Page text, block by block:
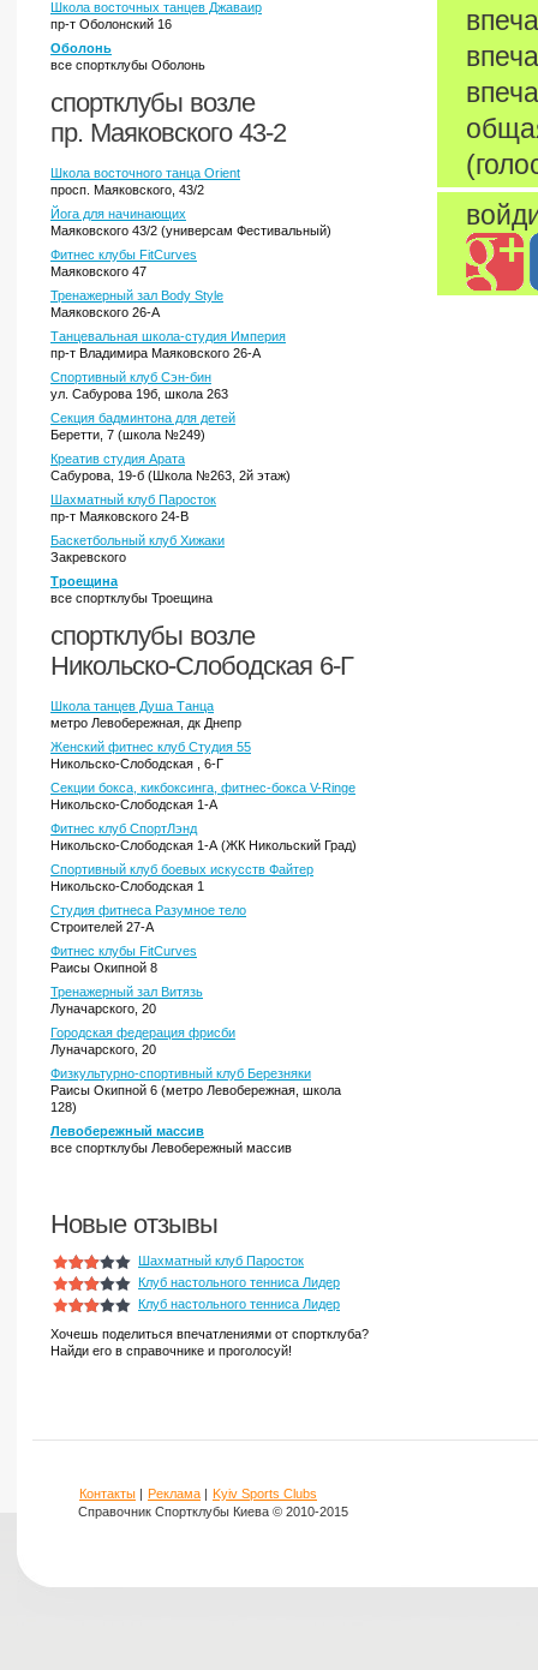
Школа восточных танцев Джаваир
пр-т Оболонский 16
Оболонь
все спортклубы Оболонь
спортклубы возле
пр. Маяковского 43-2
Школа восточного танца Orient
просп. Маяковского, 43/2
Йога для начинающих
Маяковского 43/2 (универсам Фестивальный)
Фитнес клубы FitCurves
Маяковского 47
Тренажерный зал Body Style
Маяковского 26-А
Танцевальная школа-студия Империя
пр-т Владимира Маяковского 26-А
Спортивный клуб Сэн-бин
ул. Сабурова 19б, школа 263
Секция бадминтона для детей
Беретти, 7 (школа №249)
Креатив студия Арата
Сабурова, 19-б (Школа №263, 2й этаж)
Шахматный клуб Паросток
пр-т Маяковского 24-В
Баскетбольный клуб Хижаки
Закревского
Троещина
все спортклубы Троещина
спортклубы возле
Никольско-Слободская 6-Г
Школа танцев Душа Танца
метро Левобережная, дк Днепр
Женский фитнес клуб Студия 55
Никольско-Слободская , 6-Г
Секции бокса, кикбоксинга, фитнес-бокса V-Ringe
Никольско-Слободская 1-А
Фитнес клуб СпортЛэнд
Никольско-Слободская 1-А (ЖК Никольский Град)
Спортивный клуб боевых искусств Файтер
Никольско-Слободская 1
Студия фитнеса Разумное тело
Строителей 27-А
Фитнес клубы FitCurves
Раисы Окипной 8
Тренажерный зал Витязь
Луначарского, 20
Городская федерация фрисби
Луначарского, 20
Физкультурно-спортивный клуб Березняки
Раисы Окипной 6 (метро Левобережная, школа
128)
Левобережный массив
все спортклубы Левобережный массив
Новые отзывы
Шахматный клуб Паросток
Клуб настольного тенниса Лидер
Клуб настольного тенниса Лидер
Хочешь поделиться впечатлениями от спортклуба?
Найди его в справочнике и проголосуй!
Контакты | Реклама | Kyiv Sports Clubs
Справочник Спортклубы Киева © 2010-2015